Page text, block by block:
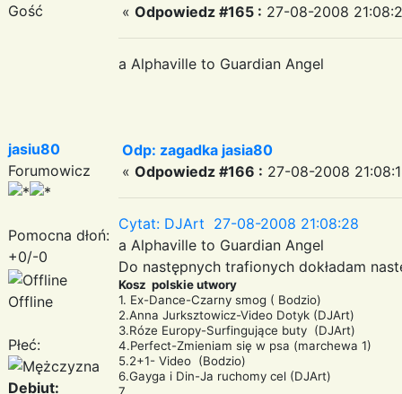
Gość
« Odpowiedz #165 : 27-08-2008
a Alphaville to Guardian Angel
jasiu80
Forumowicz
Pomocna dłoń:
+0/-0
Offline
Płeć:
Debiut:
Odp: zagadka jasia80
« Odpowiedz #166 : 27-08-2008
Cytat: DJArt 27-08-2008 21:08:28
a Alphaville to Guardian Angel
Do następnych trafionych dokładam
Kosz polskie utwory
1. Ex-Dance-Czarny smog ( Bodzio)
2.Anna Jurksztowicz-Video Dotyk (DJArt)
3.Róze Europy-Surfingujące buty (DJArt)
4.Perfect-Zmieniam się w psa (marchewa 1)
5.2+1- Video (Bodzio)
6.Gayga i Din-Ja ruchomy cel (DJArt)
7.